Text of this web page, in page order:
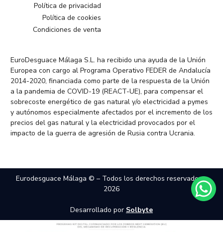
Política de privacidad
Política de cookies
Condiciones de venta
EuroDesguace Málaga S.L. ha recibido una ayuda de la Unión
Europea con cargo al Programa Operativo FEDER de Andalucía
2014-2020, financiada como parte de la respuesta de la Unión
a la pandemia de COVID-19 (REACT-UE), para compensar el
sobrecoste energético de gas natural y/o electricidad a pymes
y autónomos especialmente afectados por el incremento de los
precios del gas natural y la electricidad provocados por el
impacto de la guerra de agresión de Rusia contra Ucrania.
Eurodesguace Málaga © – Todos los derechos reservados –
2026
Desarrollado por Solbyte